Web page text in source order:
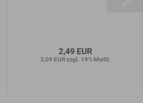
2,49 EUR
2,09 EUR zzgl. 19% MwSt.